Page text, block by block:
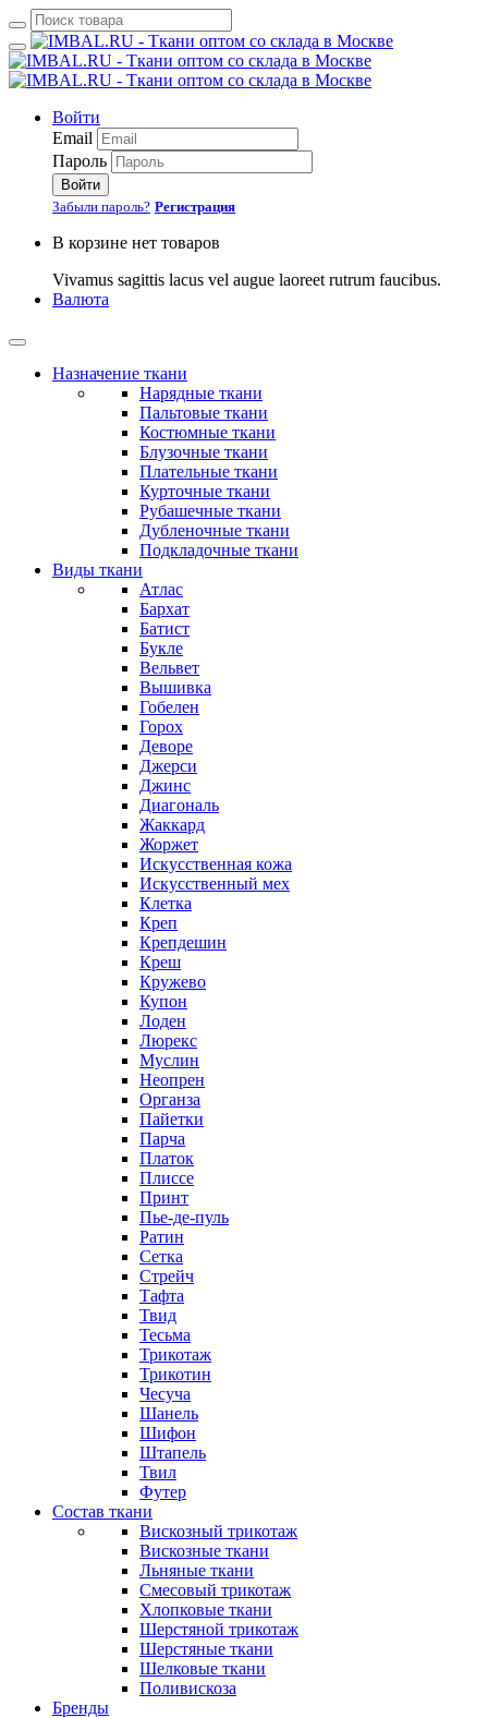
Войти
Email
Пароль
Войти
Забыли пароль? Регистрация
В корзине нет товаров
Vivamus sagittis lacus vel augue laoreet rutrum faucibus.
Валюта
Назначение ткани
Нарядные ткани
Пальтовые ткани
Костюмные ткани
Блузочные ткани
Плательные ткани
Курточные ткани
Рубашечные ткани
Дубленочные ткани
Подкладочные ткани
Виды ткани
Атлас
Бархат
Батист
Букле
Вельвет
Вышивка
Гобелен
Горох
Деворе
Джерси
Джинс
Диагональ
Жаккард
Жоржет
Искусственная кожа
Искусственный мех
Клетка
Креп
Крепдешин
Креш
Кружево
Купон
Лоден
Люрекс
Муслин
Неопрен
Органза
Пайетки
Парча
Платок
Плиссе
Принт
Пье-де-пуль
Ратин
Сетка
Стрейч
Тафта
Твид
Тесьма
Трикотаж
Трикотин
Чесуча
Шанель
Шифон
Штапель
Твил
Футер
Состав ткани
Вискозный трикотаж
Вискозные ткани
Льняные ткани
Смесовый трикотаж
Хлопковые ткани
Шерстяной трикотаж
Шерстяные ткани
Шелковые ткани
Поливискоза
Бренды